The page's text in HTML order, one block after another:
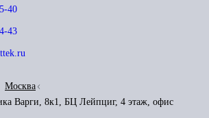
40
43
Москва
Варги, 8к1, БЦ Лейпциг, 4 этаж, офис